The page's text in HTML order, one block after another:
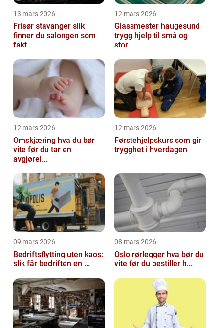
13 mars 2026
Frisør stavanger slik
finner du salongen som
fakt...
12 mars 2026
Glassmester haugesund
trygg hjelp til små og
stor...
12 mars 2026
Omskjæring hva du bør
vite før du tar en
avgjørel...
12 mars 2026
Førstehjelpskurs som gir
trygghet i hverdagen
09 mars 2026
Bedriftsflytting uten kaos:
slik får bedriften en ...
08 mars 2026
Oslo rørlegger hva bør du
vite før du bestiller h...